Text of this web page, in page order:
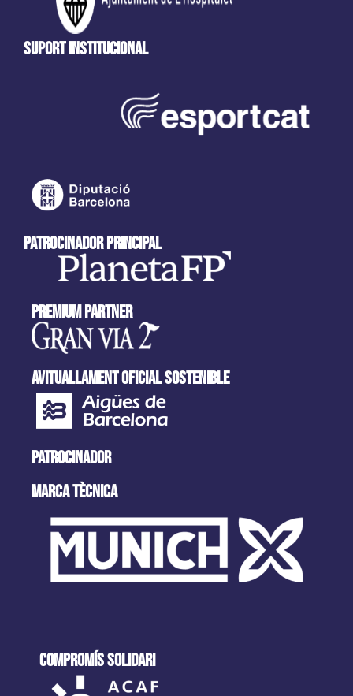
Suport Institucional
patrocinador principal
Premium partner
AVITUALLAMENT OFICIAL SOSTENIBLE
PATROCINADOR
MARCA tècnica
COMPROMÍS SOLIDARI